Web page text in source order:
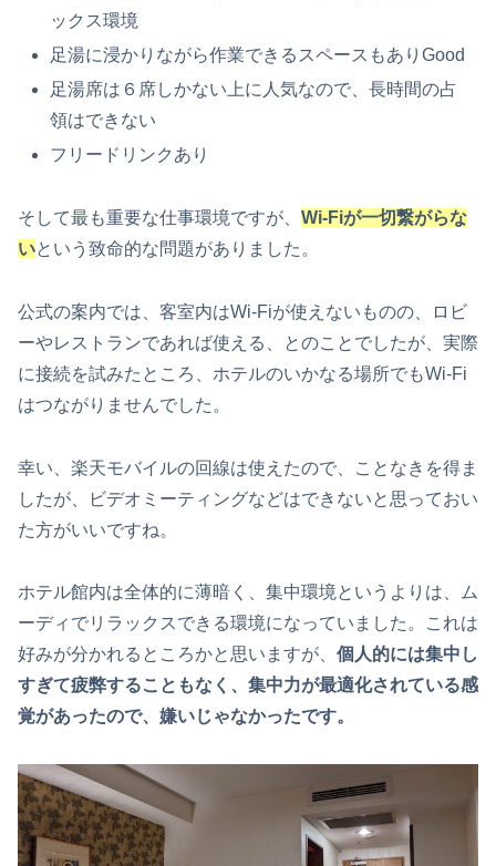
ックス環境
足湯に浸かりながら作業できるスペースもありGood
足湯席は６席しかない上に人気なので、長時間の占
領はできない
フリードリンクあり
そして最も重要な仕事環境ですが、 Wi-Fiが一切繋がらな
いという致命的な問題がありました。
公式の案内では、客室内はWi-Fiが使えないものの、ロビ
ーやレストランであれば使える、とのことでしたが、実際
に接続を試みたところ、ホテルのいかなる場所でもWi-Fi
はつながりませんでした。
幸い、楽天モバイルの回線は使えたので、ことなきを得ま
したが、ビデオミーティングなどはできないと思っておい
た方がいいですね。
ホテル館内は全体的に薄暗く、集中環境というよりは、ム
ーディでリラックスできる環境になっていました。これは
好みが分かれるところかと思いますが、 個人的には集中し
すぎて疲弊することもなく、集中力が最適化されている感
覚があったので、嫌いじゃなかったです。